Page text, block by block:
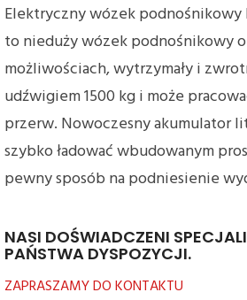
Elektryczny wózek podnośnikowy
to nieduży wózek podnośnikowy
możliwościach, wytrzymały i
udźwigiem 1500 kg i może
przerw. Nowoczesny akumulator
szybko ładować wbudowanym
pewny sposób na podniesienie
NASI DOŚWIADCZENI
PAŃSTWA DYSPOZYCJI.
ZAPRASZAMY DO KONTAKTU